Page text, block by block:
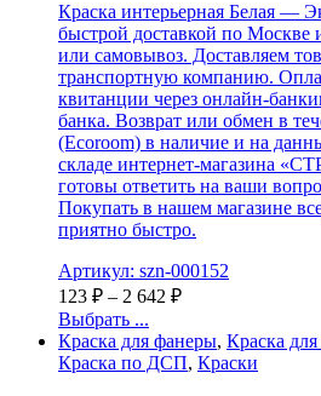
Краска интерьерная Белая —
быстрой доставкой по Москве
или самовывоз. Доставляем
транспортную компанию.
квитанции через онлайн-
банка. Возврат или обмен в
(Ecoroom) в наличие и на
складе интернет-магазина
готовы ответить на ваши
Покупать в нашем магазине
приятно быстро.
Артикул: szn-000152
123 ₽ – 2 642 ₽
Выбрать ...
Краска для фанеры, Краска
Краска по ДСП, Краски